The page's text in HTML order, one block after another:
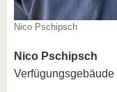
Nico Pschipsch
Nico Pschipsch